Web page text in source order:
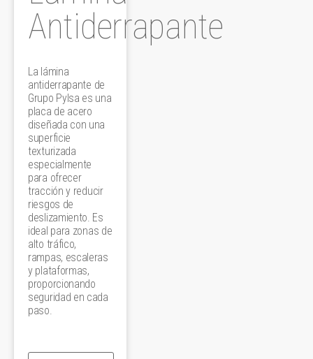
Antiderrapante
La lámina
antiderrapante de
Grupo Pylsa es una
placa de acero
diseñada con una
superficie
texturizada
especialmente
para ofrecer
tracción y reducir
riesgos de
deslizamiento. Es
ideal para zonas de
alto tráfico,
rampas, escaleras
y plataformas,
proporcionando
seguridad en cada
paso.